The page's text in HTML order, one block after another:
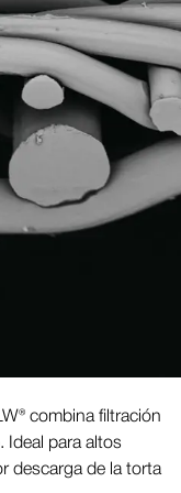
combina filtración
para altos
descarga de la torta